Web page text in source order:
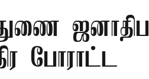
போராட்ட